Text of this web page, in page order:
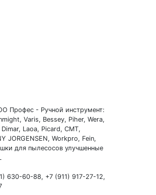
Профес - Ручной инструмент:
Varis, Bessey, Piher, Wera,
Laoa, Picard, CMT,
JORGENSEN, Workpro, Fein,
для пылесосов улучшенные
630-60-88, +7 (911) 917-27-12,